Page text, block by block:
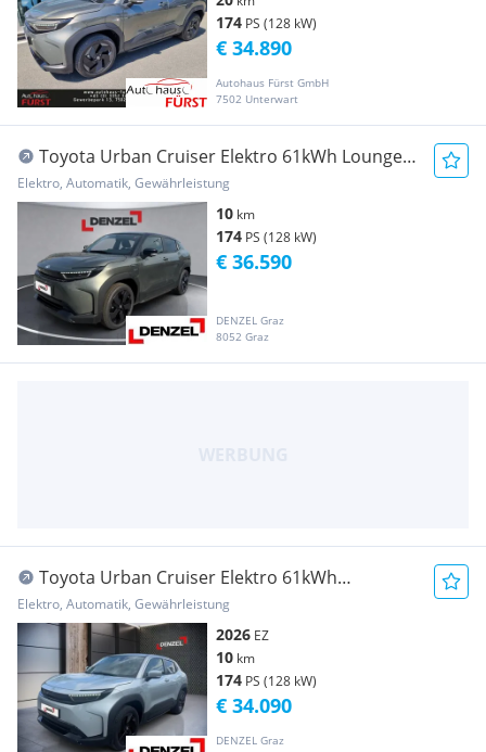
174 PS (128 kW)
Autohaus Fürst GmbH
7502 Unterwart
€ 34.890
Toyota Urban Cruiser Elektro 61kWh Lounge
Aut.
Elektro, Automatik, Gewährleistung
10 km
174 PS (128 kW)
DENZEL Graz
8052 Graz
€ 36.590
Toyota Urban Cruiser Elektro 61kWh
Teamplayer Aut.
Elektro, Automatik, Gewährleistung
2026 EZ
10 km
174 PS (128 kW)
DENZEL Graz
€ 34.090